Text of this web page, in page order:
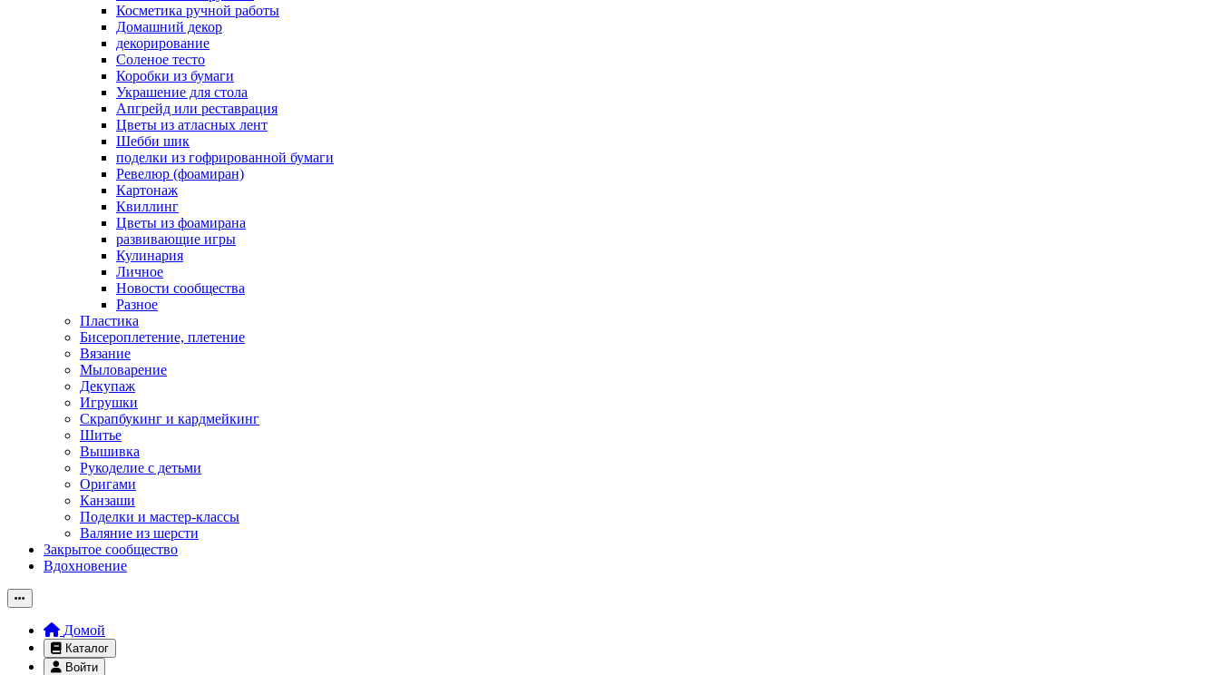
Косметика ручной работы
Домашний декор
декорирование
Соленое тесто
Коробки из бумаги
Украшение для стола
Апгрейд или реставрация
Цветы из атласных лент
Шебби шик
поделки из гофрированной бумаги
Ревелюр (фоамиран)
Картонаж
Квиллинг
Цветы из фоамирана
развивающие игры
Кулинария
Личное
Новости сообщества
Разное
Пластика
Бисероплетение, плетение
Вязание
Мыловарение
Декупаж
Игрушки
Скрапбукинг и кардмейкинг
Шитье
Вышивка
Рукоделие с детьми
Оригами
Канзаши
Поделки и мастер-классы
Валяние из шерсти
Закрытое сообщество
Вдохновение
Домой
Каталог
Войти